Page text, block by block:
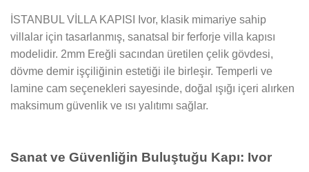
İSTANBUL VİLLA KAPISI Ivor, klasik mimariye sahip
villalar için tasarlanmış, sanatsal bir ferforje villa kapısı
modelidir. 2mm Ereğli sacından üretilen çelik gövdesi,
dövme demir işçiliğinin estetiği ile birleşir. Temperli ve
lamine cam seçenekleri sayesinde, doğal ışığı içeri alırken
maksimum güvenlik ve ısı yalıtımı sağlar.
Sanat ve Güvenliğin Buluştuğu Kapı: Ivor